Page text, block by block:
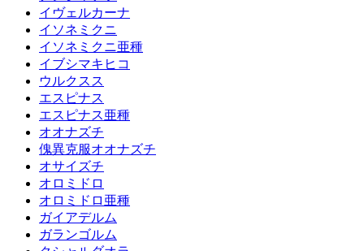
イヴェルカーナ
イソネミクニ
イソネミクニ亜種
イブシマキヒコ
ウルクスス
エスピナス
エスピナス亜種
オオナズチ
傀異克服オオナズチ
オサイズチ
オロミドロ
オロミドロ亜種
ガイアデルム
ガランゴルム